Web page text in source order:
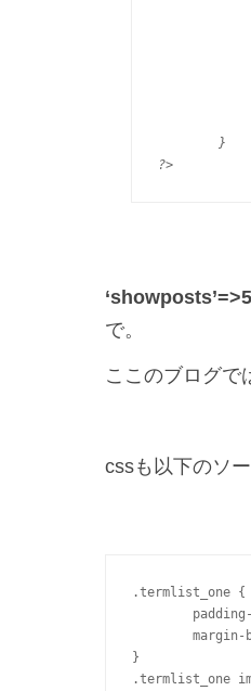
<?php echo
</div><!--
?>
で。
ここのブログで
cssも以下のソ
.termlist_one {
	margin-bottom: 2px;
}
.termlist_one